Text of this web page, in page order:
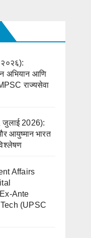
अभियान आणि
राज्यसेवा
जुलाई 2026):
आयुष्मान भारत
Affairs
Ante
(UPSC